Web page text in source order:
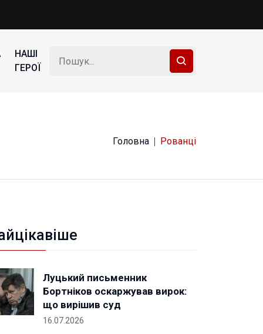
НАШІ
ГЕРОЇ
Головна Рованці
Луцький письменник
Бортніков оскаржував вирок:
що вирішив суд
16.07.2026